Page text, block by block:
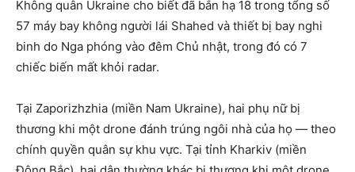
Không quân Ukraine cho biết đã bắn hạ 18 trong tổng số
57 máy bay không người lái Shahed và thiết bị bay nghi
binh do Nga phóng vào đêm Chủ nhật, trong đó có 7
chiếc biến mất khỏi radar.
Tại Zaporizhzhia (miền Nam Ukraine), hai phụ nữ bị
thương khi một drone đánh trúng ngôi nhà của họ — theo
chính quyền quân sự khu vực. Tại tỉnh Kharkiv (miền